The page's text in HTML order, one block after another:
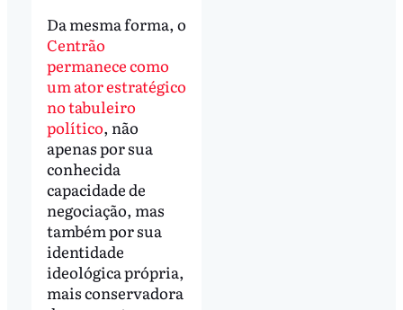
Da mesma forma, o
Centrão
permanece como
um ator estratégico
no tabuleiro
político, não
apenas por sua
conhecida
capacidade de
negociação, mas
também por sua
identidade
ideológica própria,
mais conservadora